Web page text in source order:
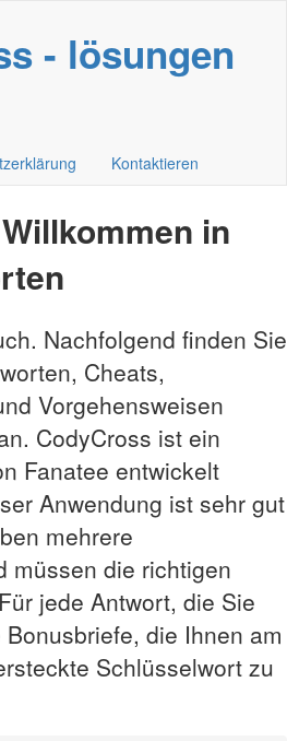
- lösungen
Kontaktieren
in
Nachfolgend finden Sie
Cheats,
Vorgehensweisen
CodyCross ist ein
Fanatee entwickelt
Anwendung ist sehr gut
mehrere
müssen die richtigen
jede Antwort, die Sie
die Ihnen am
Schlüsselwort zu